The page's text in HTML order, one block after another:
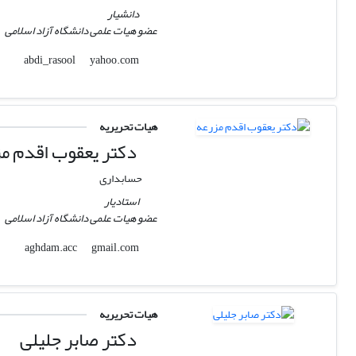
دانشیار
عضو هیات علمی دانشگاه آزاد اسلامی
abdi_rasool
yahoo.com
هیات تحریریه
دکتر یعقوب اقدم
حسابداری
استادیار
عضو هیات علمی دانشگاه آزاد اسلامی
aghdam.acc
gmail.com
هیات تحریریه
دکتر صابر جلیلی